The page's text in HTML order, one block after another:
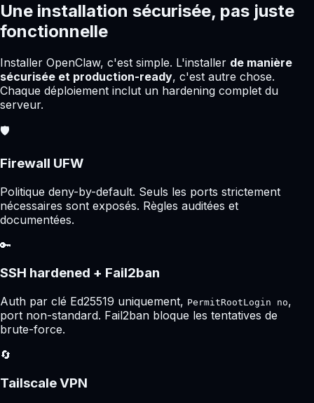
Une installation sécurisée, pas juste
fonctionnelle
Installer OpenClaw, c'est simple. L'installer de manière
sécurisée et production-ready, c'est autre chose.
Chaque déploiement inclut un hardening complet du
serveur.
🛡️
Firewall UFW
Politique deny-by-default. Seuls les ports strictement
nécessaires sont exposés. Règles auditées et
documentées.
🔑
SSH hardened + Fail2ban
Auth par clé Ed25519 uniquement, PermitRootLogin no,
port non-standard. Fail2ban bloque les tentatives de
brute-force.
🔄
Tailscale VPN